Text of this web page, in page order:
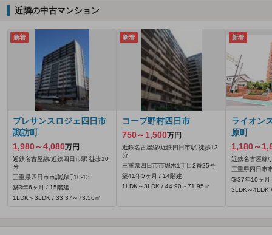
近隣の中古マンション
新着
プレサンスロジェ四日市
諏訪町
1,980～4,080万円
近鉄名古屋線/近鉄四日市駅 徒歩10
分
三重県四日市市諏訪町10-13
築3年6ヶ月 / 15階建
1LDK～3LDK / 33.37～73.56㎡
新着
コープ野村四日市
750～1,500万円
近鉄名古屋線/近鉄四日市駅 徒歩13
分
三重県四日市市堀木1丁目2番25号
築41年5ヶ月 / 14階建
1LDK～3LDK / 44.90～71.95㎡
新着
ライオン
原町
1,180～
近鉄名古屋線/
三重県四日市
築37年10ヶ月
3LDK～4LDK